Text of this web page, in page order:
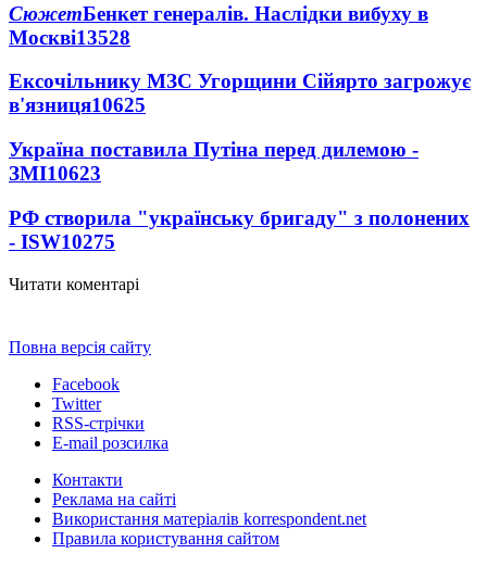
СюжетБенкет генералів. Наслідки вибуху в
Москві13528
Ексочільнику МЗС Угорщини Сійярто загрожує
в'язниця10625
Україна поставила Путіна перед дилемою -
ЗМІ10623
РФ створила "українську бригаду" з полонених
- ISW10275
Читати коментарі
Повна версія сайту
Facebook
Twitter
RSS-стрічки
E-mail розсилка
Контакти
Реклама на сайті
Використання матеріалів korrespondent.net
Правила користування сайтом